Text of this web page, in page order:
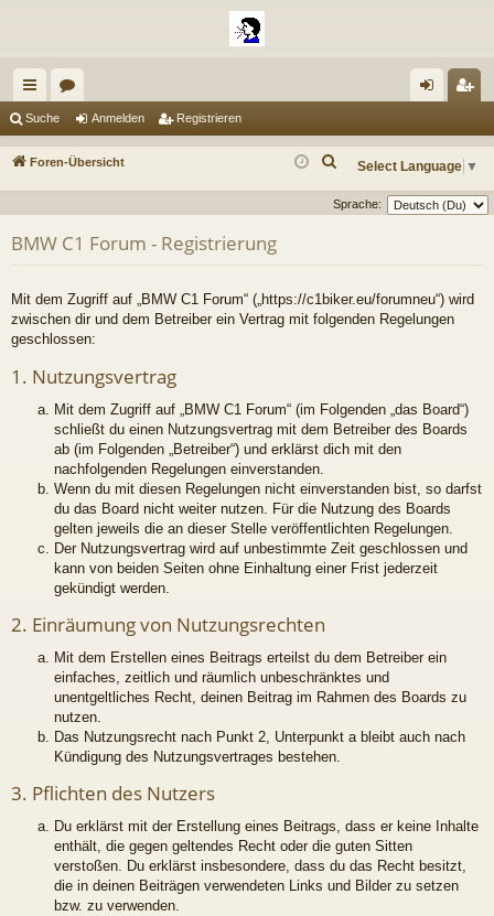
ch
ne
ug
riff
en m
de
ist
re
Suche Anmelden Registrieren
Foren-Übersicht Select Language ▼
c
Sprache:
BMW C1 Forum - Registrierung
Mit dem Zugriff auf „BMW C1 Forum“ („https://c1biker.eu/forumneu“) wird
zwischen dir und dem Betreiber ein Vertrag mit folgenden Regelungen
geschlossen:
1. Nutzungsvertrag
Mit dem Zugriff auf „BMW C1 Forum“ (im Folgenden „das Board“)
schließt du einen Nutzungsvertrag mit dem Betreiber des Boards
ab (im Folgenden „Betreiber“) und erklärst dich mit den
nachfolgenden Regelungen einverstanden.
Wenn du mit diesen Regelungen nicht einverstanden bist, so darfst
du das Board nicht weiter nutzen. Für die Nutzung des Boards
gelten jeweils die an dieser Stelle veröffentlichten Regelungen.
Der Nutzungsvertrag wird auf unbestimmte Zeit geschlossen und
kann von beiden Seiten ohne Einhaltung einer Frist jederzeit
gekündigt werden.
2. Einräumung von Nutzungsrechten
Mit dem Erstellen eines Beitrags erteilst du dem Betreiber ein
einfaches, zeitlich und räumlich unbeschränktes und
unentgeltliches Recht, deinen Beitrag im Rahmen des Boards zu
nutzen.
Das Nutzungsrecht nach Punkt 2, Unterpunkt a bleibt auch nach
Kündigung des Nutzungsvertrages bestehen.
3. Pflichten des Nutzers
Du erklärst mit der Erstellung eines Beitrags, dass er keine Inhalte
enthält, die gegen geltendes Recht oder die guten Sitten
verstoßen. Du erklärst insbesondere, dass du das Recht besitzt,
die in deinen Beiträgen verwendeten Links und Bilder zu setzen
bzw. zu verwenden.